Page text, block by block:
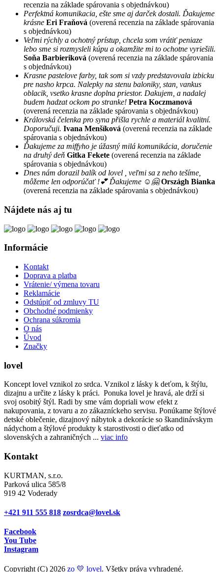
recenzia na základe spárovania s objednávkou)
Perfektná komunikacia, ešte sme aj darček dostali. Ďakujeme
krásne Eri Fraňová (overená recenzia na základe spárovania
s objednávkou)
Veľmi rýchly a ochotný prístup, chcela som vrátiť peniaze
lebo sme si rozmysleli kúpu a okamžite mi to ochotne vyriešili.
Soňa Barbieriková (overená recenzia na základe spárovania
s objednávkou)
Krasne pastelove farby, tak som si vzdy predstavovala izbicku
pre nasho krpca. Nalepky na stenu baloniky, stan, vankus
oblacik, vsetko krasne doplna priestor. Dakujem, a nadalej
budem hadzat ockom po stranke! Petra Koczmanová
(overená recenzia na základe spárovania s objednávkou)
Královská čelenka pro syna přišla rychle a materiál kvalitní.
Doporučuji. Ivana Menšíková (overená recenzia na základe
spárovania s objednávkou)
Ďakujeme za miffyho je úžasný milá komunikácia, doručenie
na druhý deň Gitka Fekete (overená recenzia na základe
spárovania s objednávkou)
Dnes nám dorazil balík od lovel , veľmi sa z neho tešíme,
môžeme len odporúčať !💕 Ďakujeme ☺️🤗 Országh Bianka
(overená recenzia na základe spárovania s objednávkou)
Nájdete nás aj tu
Informácie
Kontakt
Doprava a platba
Vrátenie/ výmena tovaru
Reklamácie
Odstúpiť od zmluvy TU
Obchodné podmienky
Ochrana súkromia
O nás
Úvod
Značky
lovel
Koncept lovel vznikol zo srdca. Vznikol z lásky k deťom, k štýlu,
dizajnu a určite z lásky k práci. Ponuka lovel je hravá, ale drží si
svoj osobitý štýl. Radi by sme vám dopriali wow efekt z
nakupovania, z tovaru a zo zákazníckeho servisu. Ponúkame štýlové
detské oblečenie, dizajnový nábytok a dekorácie so škandinávskym
nádychom a štýlové produkty k starostivosti o dieťatko od
slovenských a zahraničných ... viac info
Kontakt
KURTMAN, s.r.o.
Parková ulica 585/8
919 42 Voderady
+421 911 555 818 zosrdca@lovel.sk
Facebook
You Tube
Instagram
Copyright (C) 2026 zo 💛 lovel. Všetky práva vyhradené.